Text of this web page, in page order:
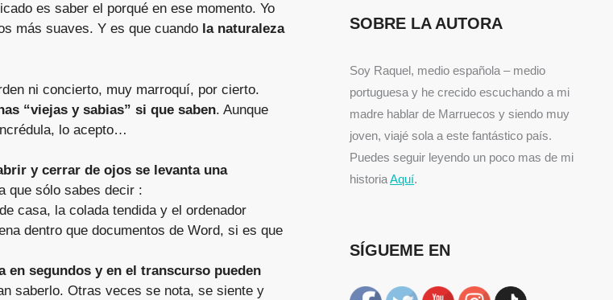
es saber el porqué en ese momento. Yo
más suaves. Y es que cuando la naturaleza
ni concierto, muy marroquí, por cierto.
“viejas y sabias” si que saben. Aunque
lo acepto…
y cerrar de ojos se levanta una
que sólo sabes decir :
casa, la colada tendida y el ordenador
dentro que documentos de Word, si es que
segundos y en el transcurso pueden
saberlo. Otras veces se nota, se siente y
SOBRE LA AUTORA
Soy Raquel, medio española – medio
portuguesa y he crecido escuchando a mi
madre hablar de Marruecos y siendo muy
joven, viajé sola a este fantástico país.
Puedes seguir leyendo un poco mas de mi
historiaAquí.
SÍGUEME EN